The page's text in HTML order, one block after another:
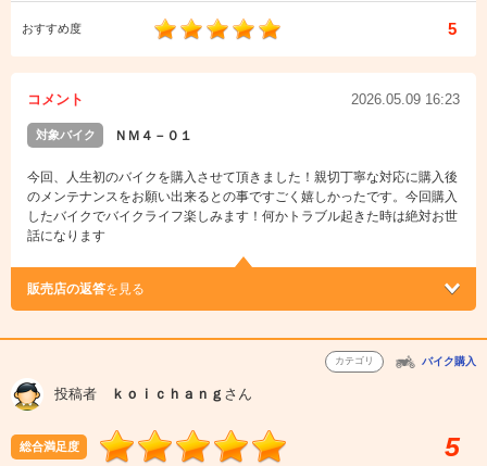
おすすめ度 5
コメント 2026.05.09 16:23
対象バイク ＮＭ４－０１
今回、人生初のバイクを購入させて頂きました！親切丁寧な対応に購入後
のメンテナンスをお願い出来るとの事ですごく嬉しかったです。今回購入
したバイクでバイクライフ楽しみます！何かトラブル起きた時は絶対お世
話になります
販売店の返答を見る
カテゴリ バイク購入
投稿者 ｋｏｉｃｈａｎｇ さん
総合満足度 5